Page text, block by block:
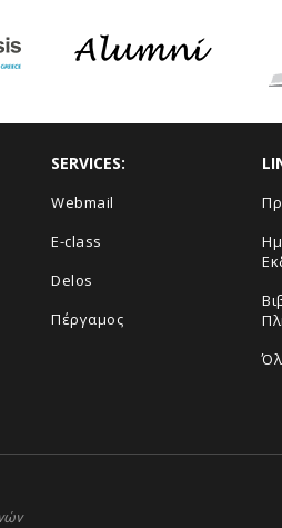
SERVICES:
Webmail
E-class
Delos
Πέργαμος